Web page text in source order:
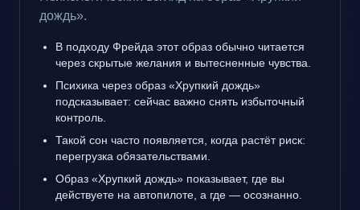
дождь».
В подходу Фрейда этот образ обычно читается
через скрытые желания и вытесненные чувства.
Психика через образ «Хрупкий дождь»
подсказывает: сейчас важно снять избыточный
контроль.
Такой сон часто появляется, когда растёт риск:
перегрузка обязательствами.
Образ «Хрупкий дождь» показывает, где вы
действуете на автопилоте, а где — осознанно.